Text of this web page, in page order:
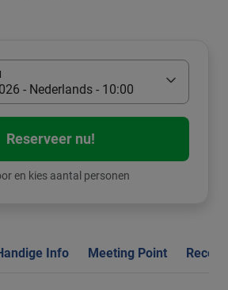
- Nederlands - 10:00
Reserveer nu!
en kies aantal personen
Info Meeting Point